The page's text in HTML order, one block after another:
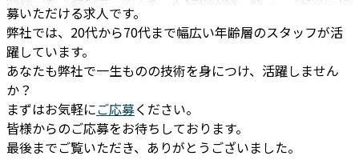
募いただける求人です。
弊社では、20代から70代まで幅広い年齢層のスタッフが活
躍しています。
あなたも弊社で一生ものの技術を身につけ、活躍しません
か？
まずはお気軽にご応募ください。
皆様からのご応募をお待ちしております。
最後までご覧いただき、ありがとうございました。